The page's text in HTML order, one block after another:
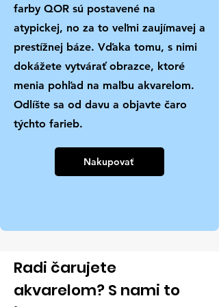
farby QOR sú postavené na
atypickej, no za to veľmi zaujímavej a
prestížnej báze. Vďaka tomu, s nimi
dokážete vytvárať obrazce, ktoré
menia pohľad na maľbu akvarelom.
Odlíšte sa od davu a objavte čaro
týchto farieb.
Nakupovať
Radi čarujete
akvarelom? S nami to